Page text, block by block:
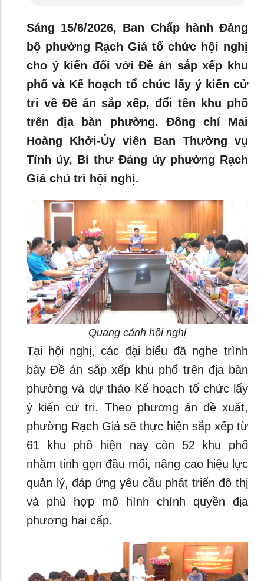
Sáng 15/6/2026, Ban Chấp hành Đảng
bộ phường Rạch Giá tổ chức hội nghị
cho ý kiến đối với Đề án sắp xếp khu
phố và Kế hoạch tổ chức lấy ý kiến cử
tri về Đề án sắp xếp, đổi tên khu phố
trên địa bàn phường. Đồng chí Mai
Hoàng Khởi-Ủy viên Ban Thường vụ
Tỉnh ủy, Bí thư Đảng ủy phường Rạch
Giá chủ trì hội nghị.
Quang cảnh hội nghị
Tại hội nghị, các đại biểu đã nghe trình
bày Đề án sắp xếp khu phố trên địa bàn
phường và dự thảo Kế hoạch tổ chức lấy
ý kiến cử tri. Theo phương án đề xuất,
phường Rạch Giá sẽ thực hiện sắp xếp từ
61 khu phố hiện nay còn 52 khu phố
nhằm tinh gọn đầu mối, nâng cao hiệu lực
quản lý, đáp ứng yêu cầu phát triển đô thị
và phù hợp mô hình chính quyền địa
phương hai cấp.